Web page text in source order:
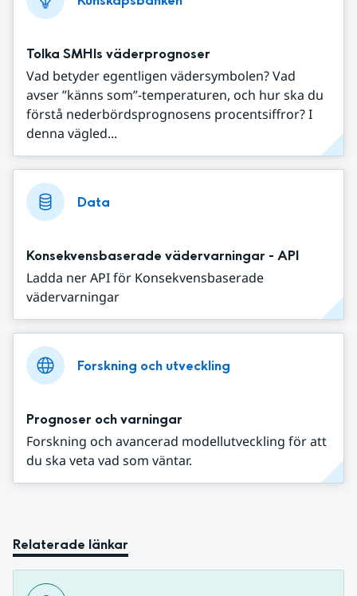
Tolka SMHIs väderprognoser
Vad betyder egentligen vädersymbolen? Vad
avser ”känns som”-temperaturen, och hur ska du
förstå nederbördsprognosens procentsiffror? I
denna vägled...
Data
Konsekvensbaserade vädervarningar - API
Ladda ner API för Konsekvensbaserade
vädervarningar
Forskning och utveckling
Prognoser och varningar
Forskning och avancerad modellutveckling för att
du ska veta vad som väntar.
Relaterade länkar